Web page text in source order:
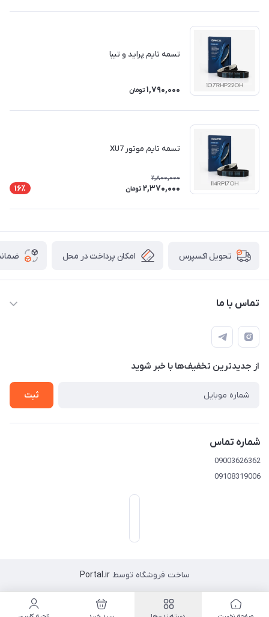
تسمه تایم پراید و تیبا
1,790,000 تومان
تسمه تایم موتور XU7
2,800,000
2,370,000 تومان 16٪
تحویل اکسپرس امکان پرداخت در محل
تماس با ما
09003626362
تهران خیابان امیرکبیر-بعد خیابان ملت-پلاک 539
از جدید‌ترین تخفیف‌ها با‌ خبر شوید
ثبت
شماره تماس
09003626362
09108319006
ساخت فروشگاه توسطPortal.ir